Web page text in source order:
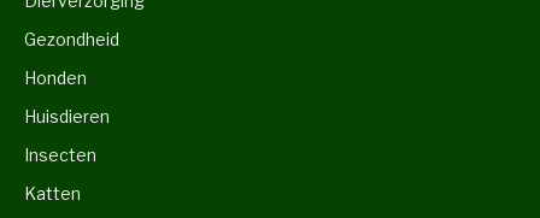
Gezondheid
Honden
Huisdieren
Insecten
Katten